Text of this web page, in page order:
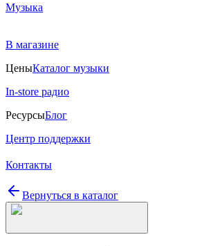
Музыка
В магазине
ЦеныКаталог музыки
In-store радио
РесурсыБлог
Центр поддержки
Контакты
Вернуться в каталог